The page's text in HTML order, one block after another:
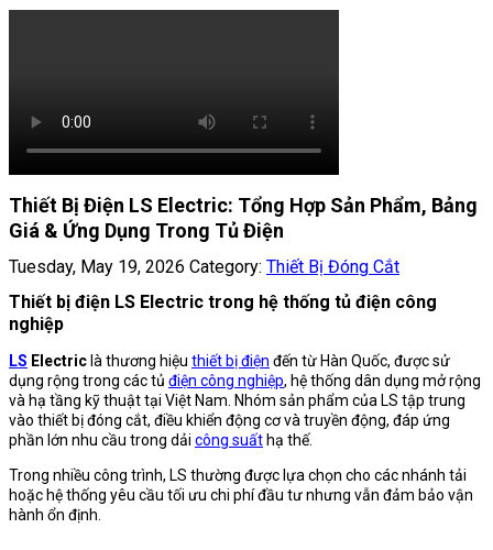
Thiết Bị Điện LS Electric: Tổng Hợp Sản Phẩm, Bảng
Giá & Ứng Dụng Trong Tủ Điện
Tuesday, May 19, 2026 Category: Thiết Bị Đóng Cắt
Thiết bị điện LS Electric trong hệ thống tủ điện công
nghiệp
LS Electric là thương hiệu thiết bị điện đến từ Hàn Quốc, được sử
dụng rộng trong các tủ điện công nghiệp, hệ thống dân dụng mở rộng
và hạ tầng kỹ thuật tại Việt Nam. Nhóm sản phẩm của LS tập trung
vào thiết bị đóng cắt, điều khiển động cơ và truyền động, đáp ứng
phần lớn nhu cầu trong dải công suất hạ thế.
Trong nhiều công trình, LS thường được lựa chọn cho các nhánh tải
hoặc hệ thống yêu cầu tối ưu chi phí đầu tư nhưng vẫn đảm bảo vận
hành ổn định.